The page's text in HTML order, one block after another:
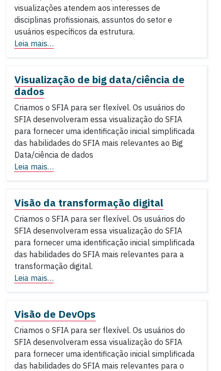
visualizações atendem aos interesses de
disciplinas profissionais, assuntos do setor e
usuários específicos da estrutura.
Leia mais…
Visualização de big data/ciência de
dados
Criamos o SFIA para ser flexível. Os usuários do
SFIA desenvolveram essa visualização do SFIA
para fornecer uma identificação inicial simplificada
das habilidades do SFIA mais relevantes ao Big
Data/ciência de dados
Leia mais…
Visão da transformação digital
Criamos o SFIA para ser flexível. Os usuários do
SFIA desenvolveram essa visualização do SFIA
para fornecer uma identificação inicial simplificada
das habilidades do SFIA mais relevantes para a
transformação digital.
Leia mais…
Visão de DevOps
Criamos o SFIA para ser flexível. Os usuários do
SFIA desenvolveram essa visualização do SFIA
para fornecer uma identificação inicial simplificada
das habilidades do SFIA mais relevantes para o